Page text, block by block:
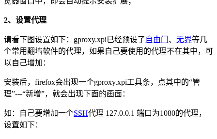
2、设置代理
请看下图设置如下：gproxy.xpi已经预设了 自由门 、 无界等几
个常用翻墙软件的代理，如果自己要使用的代理不在其中，可
以自己增加：
安装后，firefox会出现一个gproxy.xpi工具条，点其中的“管
理”---“新增”，就会出现下面的画面：
如：自己要增加一个SSH代理 127.0.0.1 端口为1080的代理，
设置如下：